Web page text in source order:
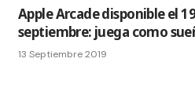
Apple Arcade disponible el
septiembre: juega como
13 Septiembre 2019